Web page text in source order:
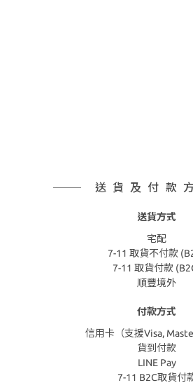
送貨及付款
送貨方式
宅配
7-11 取貨不付款
7-11 取貨付款
順豐境外
付款方式
信用卡（支援Visa,
貨到付款
LINE Pay
7-11 B2C取貨付